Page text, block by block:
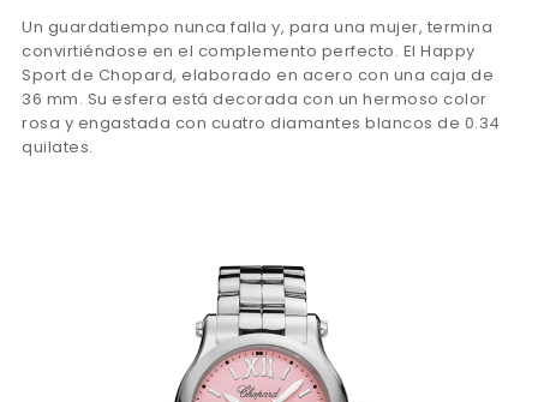
Un guardatiempo nunca falla y, para una mujer, termina
convirtiéndose en el complemento perfecto. El Happy
Sport de Chopard, elaborado en acero con una caja de
36 mm. Su esfera está decorada con un hermoso color
rosa y engastada con cuatro diamantes blancos de 0.34
quilates.